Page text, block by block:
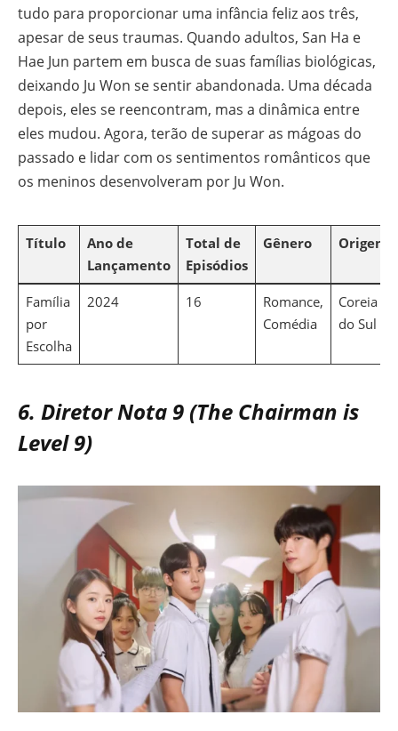
tudo para proporcionar uma infância feliz aos três,
apesar de seus traumas. Quando adultos, San Ha e
Hae Jun partem em busca de suas famílias biológicas,
deixando Ju Won se sentir abandonada. Uma década
depois, eles se reencontram, mas a dinâmica entre
eles mudou. Agora, terão de superar as mágoas do
passado e lidar com os sentimentos românticos que
os meninos desenvolveram por Ju Won.
Título
Ano de
Lançamento
Total de
Episódios
Gênero Origem
Família
por
Escolha
2024 16
Romance,
Comédia
Coreia
do Sul
6. Diretor Nota 9 (The Chairman is
Level 9)